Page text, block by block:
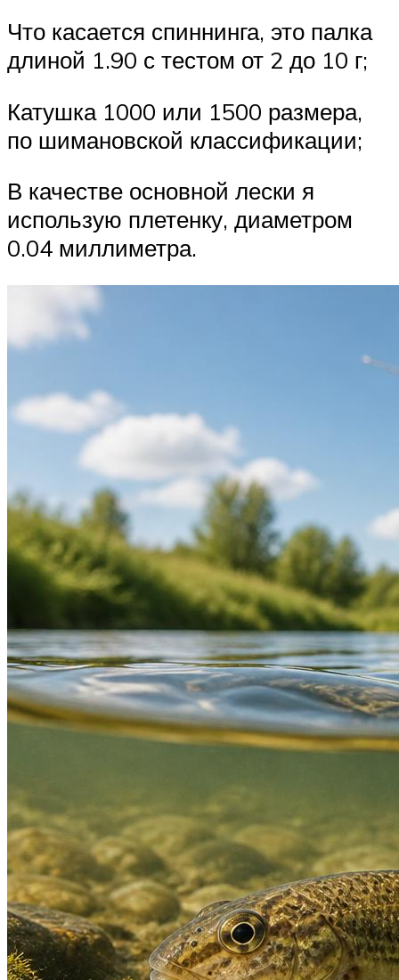
Что касается спиннинга, это палка
длиной 1.90 с тестом от 2 до 10 г;
Катушка 1000 или 1500 размера,
по шимановской классификации;
В качестве основной лески я
использую плетенку, диаметром
0.04 миллиметра.